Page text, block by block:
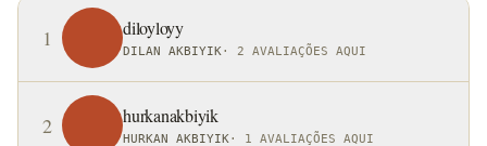
1 diloyloyy
DILAN AKBIYIK · 2 AVALIAÇÕES AQUI
2 hurkanakbiyik
HURKAN AKBIYIK · 1 AVALIAÇÕES AQUI